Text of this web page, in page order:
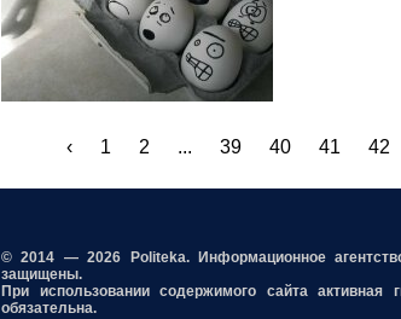
‹ 1 2 ... 39 40 41 42
© 2014 — 2026 Politeka. Информационное
защищены.
При использовании содержимого сайта активная
обязательна.